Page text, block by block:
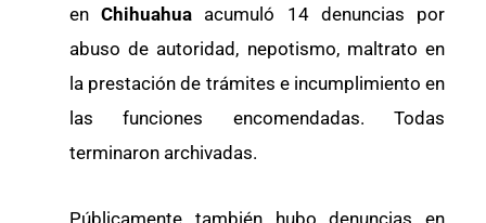
enChihuahua acumuló 14 denuncias por
abuso de autoridad, nepotismo, maltrato en
la prestación de trámites e incumplimiento en
las funciones encomendadas. Todas
terminaron archivadas.